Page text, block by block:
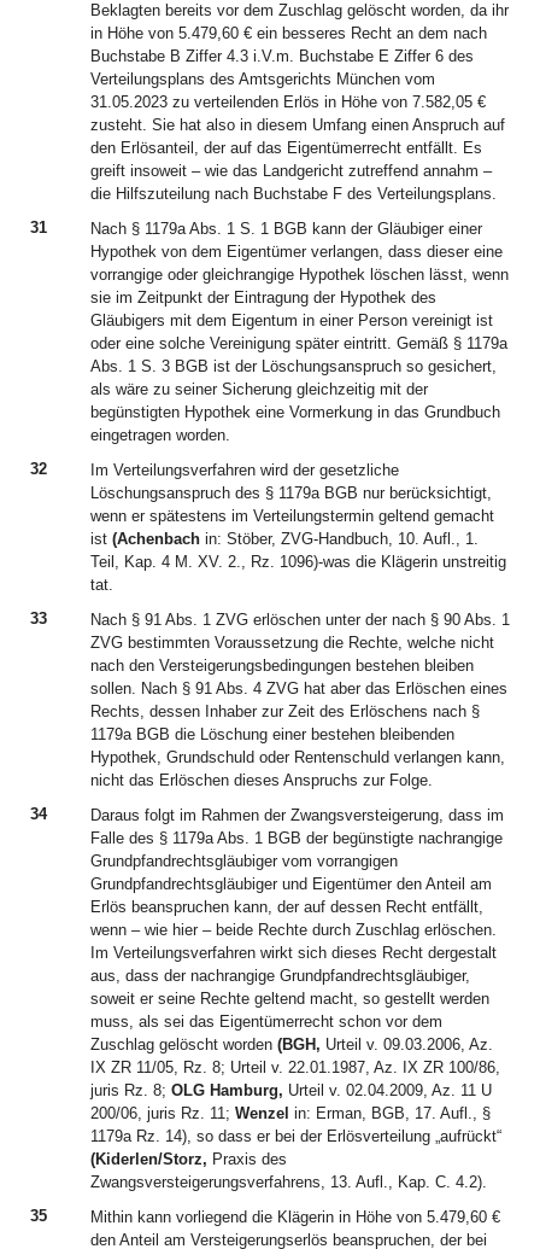
Beklagten bereits vor dem Zuschlag gelöscht worden, da ihr
in Höhe von 5.479,60 € ein besseres Recht an dem nach
Buchstabe B Ziffer 4.3 i.V.m. Buchstabe E Ziffer 6 des
Verteilungsplans des Amtsgerichts München vom
31.05.2023 zu verteilenden Erlös in Höhe von 7.582,05 €
zusteht. Sie hat also in diesem Umfang einen Anspruch auf
den Erlösanteil, der auf das Eigentümerrecht entfällt. Es
greift insoweit – wie das Landgericht zutreffend annahm –
die Hilfszuteilung nach Buchstabe F des Verteilungsplans.
31
Nach § 1179a Abs. 1 S. 1 BGB kann der Gläubiger einer
Hypothek von dem Eigentümer verlangen, dass dieser eine
vorrangige oder gleichrangige Hypothek löschen lässt, wenn
sie im Zeitpunkt der Eintragung der Hypothek des
Gläubigers mit dem Eigentum in einer Person vereinigt ist
oder eine solche Vereinigung später eintritt. Gemäß § 1179a
Abs. 1 S. 3 BGB ist der Löschungsanspruch so gesichert,
als wäre zu seiner Sicherung gleichzeitig mit der
begünstigten Hypothek eine Vormerkung in das Grundbuch
eingetragen worden.
32
Im Verteilungsverfahren wird der gesetzliche
Löschungsanspruch des § 1179a BGB nur berücksichtigt,
wenn er spätestens im Verteilungstermin geltend gemacht
ist (Achenbach in: Stöber, ZVG-Handbuch, 10. Aufl., 1.
Teil, Kap. 4 M. XV. 2., Rz. 1096)-was die Klägerin unstreitig
tat.
33
Nach § 91 Abs. 1 ZVG erlöschen unter der nach § 90 Abs. 1
ZVG bestimmten Voraussetzung die Rechte, welche nicht
nach den Versteigerungsbedingungen bestehen bleiben
sollen. Nach § 91 Abs. 4 ZVG hat aber das Erlöschen eines
Rechts, dessen Inhaber zur Zeit des Erlöschens nach §
1179a BGB die Löschung einer bestehen bleibenden
Hypothek, Grundschuld oder Rentenschuld verlangen kann,
nicht das Erlöschen dieses Anspruchs zur Folge.
34
Daraus folgt im Rahmen der Zwangsversteigerung, dass im
Falle des § 1179a Abs. 1 BGB der begünstigte nachrangige
Grundpfandrechtsgläubiger vom vorrangigen
Grundpfandrechtsgläubiger und Eigentümer den Anteil am
Erlös beanspruchen kann, der auf dessen Recht entfällt,
wenn – wie hier – beide Rechte durch Zuschlag erlöschen.
Im Verteilungsverfahren wirkt sich dieses Recht dergestalt
aus, dass der nachrangige Grundpfandrechtsgläubiger,
soweit er seine Rechte geltend macht, so gestellt werden
muss, als sei das Eigentümerrecht schon vor dem
Zuschlag gelöscht worden (BGH, Urteil v. 09.03.2006, Az.
IX ZR 11/05, Rz. 8; Urteil v. 22.01.1987, Az. IX ZR 100/86,
juris Rz. 8; OLG Hamburg, Urteil v. 02.04.2009, Az. 11 U
200/06, juris Rz. 11; Wenzel in: Erman, BGB, 17. Aufl., §
1179a Rz. 14), so dass er bei der Erlösverteilung „aufrückt“
(Kiderlen/Storz, Praxis des
Zwangsversteigerungsverfahrens, 13. Aufl., Kap. C. 4.2).
35
Mithin kann vorliegend die Klägerin in Höhe von 5.479,60 €
den Anteil am Versteigerungserlös beanspruchen, der bei